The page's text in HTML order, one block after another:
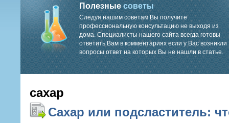
Полезныесоветы
Следуя нашим советам Вы получите
профессиональную консультацию не выходя из
дома. Специалисты нашего сайта всегда готовы
ответить Вам в комментариях если у Вас возникли
вопросы ответ на которых Вы не нашли в статье.
сахар
Сахар или подсластитель: